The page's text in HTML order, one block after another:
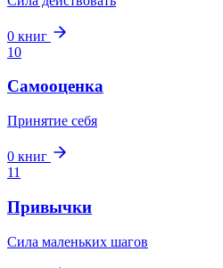
0 книг
10
Самооценка
Принятие себя
0 книг
11
Привычки
Сила маленьких шагов